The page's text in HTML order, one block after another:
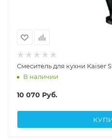
Смеситель для кухни Kaiser
В наличии
10 070 Руб.